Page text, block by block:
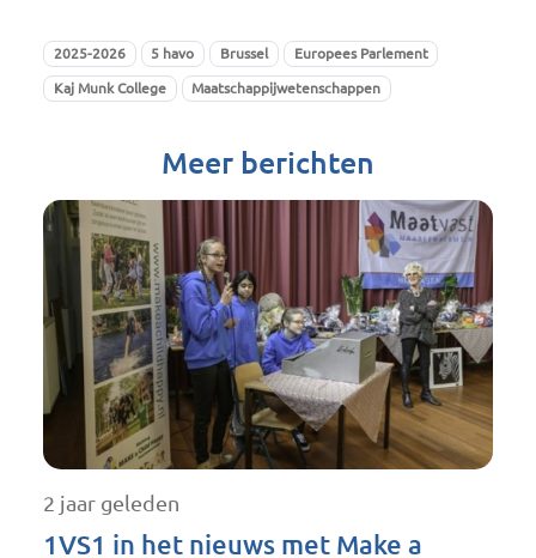
2025-2026 5 havo Brussel Europees Parlement
Kaj Munk College Maatschappijwetenschappen
Meer berichten
2 jaar geleden
1VS1 in het nieuws met Make a